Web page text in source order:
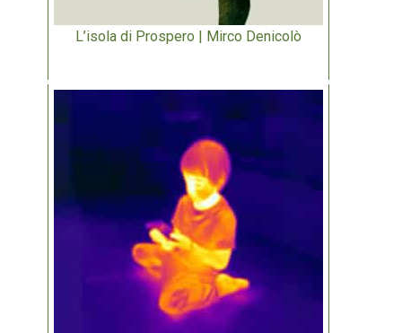
L’isola di Prospero | Mirco Denicolò